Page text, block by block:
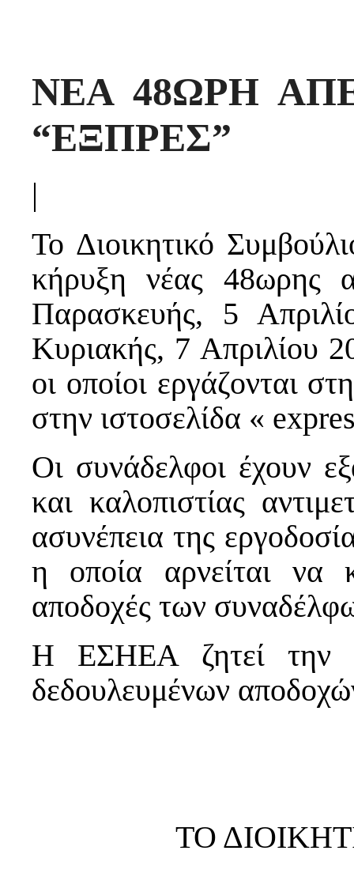
ΝΕΑ 48ΩΡΗ
“ΕΞΠΡΕΣ”
|
Το Διοικητικό
κήρυξη νέας 48ωρης
Παρασκευής, 5
Κυριακής, 7 Απριλίου
οι οποίοι εργάζονται
στην ιστοσελίδα «
Οι συνάδελφοι έχουν
και καλοπιστίας
ασυνέπεια της
η οποία αρνείται να
αποδοχές των
Η ΕΣΗΕΑ ζητεί την
δεδουλευμένων
ΤΟ